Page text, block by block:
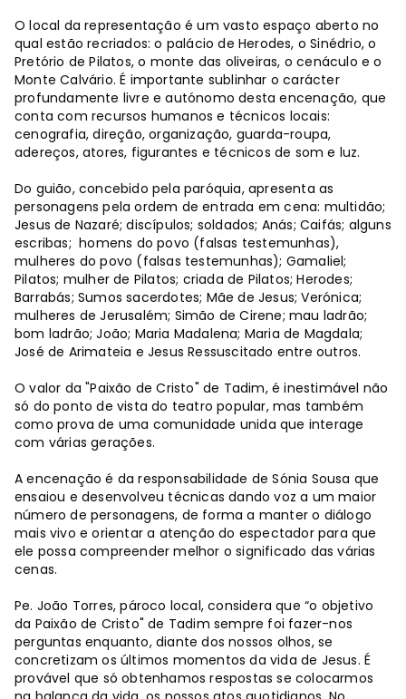
O local da representação é um vasto espaço aberto no
qual estão recriados: o palácio de Herodes, o Sinédrio, o
Pretório de Pilatos, o monte das oliveiras, o cenáculo e o
Monte Calvário. É importante sublinhar o carácter
profundamente livre e autónomo desta encenação, que
conta com recursos humanos e técnicos locais:
cenografia, direção, organização, guarda-roupa,
adereços, atores, figurantes e técnicos de som e luz.
Do guião, concebido pela paróquia, apresenta as
personagens pela ordem de entrada em cena: multidão;
Jesus de Nazaré; discípulos; soldados; Anás; Caifás; alguns
escribas; homens do povo (falsas testemunhas),
mulheres do povo (falsas testemunhas); Gamaliel;
Pilatos; mulher de Pilatos; criada de Pilatos; Herodes;
Barrabás; Sumos sacerdotes; Mãe de Jesus; Verónica;
mulheres de Jerusalém; Simão de Cirene; mau ladrão;
bom ladrão; João; Maria Madalena; Maria de Magdala;
José de Arimateia e Jesus Ressuscitado entre outros.
O valor da "Paixão de Cristo" de Tadim, é inestimável não
só do ponto de vista do teatro popular, mas também
como prova de uma comunidade unida que interage
com várias gerações.
A encenação é da responsabilidade de Sónia Sousa que
ensaiou e desenvolveu técnicas dando voz a um maior
número de personagens, de forma a manter o diálogo
mais vivo e orientar a atenção do espectador para que
ele possa compreender melhor o significado das várias
cenas.
Pe. João Torres, pároco local, considera que “o objetivo
da Paixão de Cristo" de Tadim sempre foi fazer-nos
perguntas enquanto, diante dos nossos olhos, se
concretizam os últimos momentos da vida de Jesus. É
provável que só obtenhamos respostas se colocarmos